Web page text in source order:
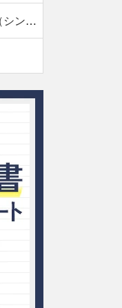
健康保険資格喪失証明書（シンプル表形式版）・Excel【見本付き】